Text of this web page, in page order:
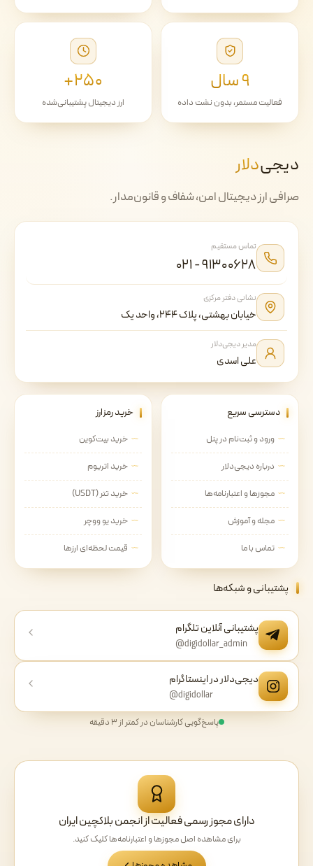
۹ سال
فعالیت مستمر، بدون نشت داده
۲۵۰+
ارز دیجیتال پشتیبانی‌شده
دیجی‌دلار
صرافی ارز دیجیتال امن، شفاف و قانون‌مدار.
تماس مستقیم
۰۲۱ - ۹۱۳۰۰۶۲۸
نشانی دفتر مرکزی
خیابان بهشتی، پلاک ۲۴۴، واحد یک
مدیر دیجی‌دلار
علی اسدی
دسترسی سریع
ورود و ثبت‌نام در پنل
درباره دیجی‌دلار
مجوزها و اعتبارنامه‌ها
مجله و آموزش
تماس با ما
خرید رمزارز
خرید بیت‌کوین
خرید اتریوم
خرید تتر (USDT)
خرید یو ووچر
قیمت لحظه‌ای ارزها
پشتیبانی و شبکه‌ها
پشتیبانی آنلاین تلگرام
@digidollar_admin
دیجی‌دلار در اینستاگرام
@digidollar
پاسخ‌گویی کارشناسان در کمتر از ۳ دقیقه
دارای مجوز رسمی فعالیت از انجمن بلاکچین ایران
برای مشاهده اصل مجوزها و اعتبارنامه‌ها کلیک کنید.